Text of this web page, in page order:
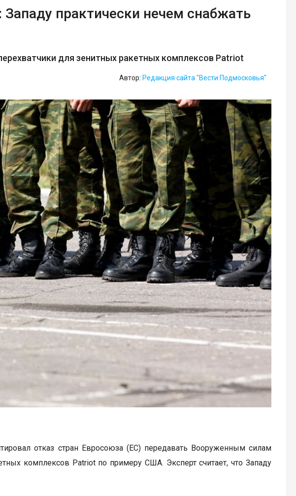
практически нечем снабжать
для зенитных ракетных комплексов Patriot
Автор: Редакция сайта "Вести Подмосковья"
отказ стран Евросоюза (ЕС) передавать Вооруженным силам
комплексов Patriot по примеру США. Эксперт считает, что Западу